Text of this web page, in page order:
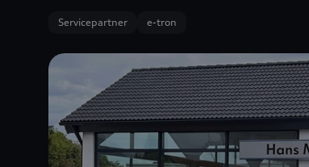
Servicepartner e-tron